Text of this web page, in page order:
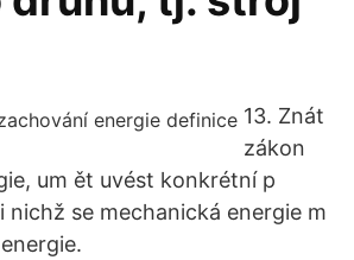
13. Znát
zákon
um ět uvést konkrétní p
nichž se mechanická energie m